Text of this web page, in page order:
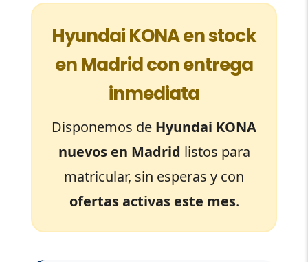
Hyundai KONA en stock
en Madrid con entrega
inmediata
Disponemos de Hyundai KONA
nuevos en Madrid listos para
matricular, sin esperas y con
ofertas activas este mes.